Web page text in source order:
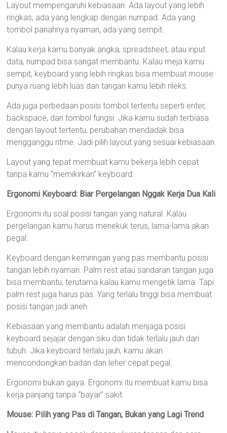
Layout mempengaruhi kebiasaan. Ada layout yang lebih
ringkas, ada yang lengkap dengan numpad. Ada yang
tombol panahnya nyaman, ada yang sempit.
Kalau kerja kamu banyak angka, spreadsheet, atau input
data, numpad bisa sangat membantu. Kalau meja kamu
sempit, keyboard yang lebih ringkas bisa membuat mouse
punya ruang lebih luas dan tangan kamu lebih rileks.
Ada juga perbedaan posisi tombol tertentu seperti enter,
backspace, dan tombol fungsi. Jika kamu sudah terbiasa
dengan layout tertentu, perubahan mendadak bisa
mengganggu ritme. Jadi pilih layout yang sesuai kebiasaan.
Layout yang tepat membuat kamu bekerja lebih cepat
tanpa kamu “memikirkan” keyboard.
Ergonomi Keyboard: Biar Pergelangan Nggak Kerja Dua Kali
Ergonomi itu soal posisi tangan yang natural. Kalau
pergelangan kamu harus menekuk terus, lama-lama akan
pegal.
Keyboard dengan kemiringan yang pas membantu posisi
tangan lebih nyaman. Palm rest atau sandaran tangan juga
bisa membantu, terutama kalau kamu mengetik lama. Tapi
palm rest juga harus pas. Yang terlalu tinggi bisa membuat
posisi tangan jadi aneh.
Kebiasaan yang membantu adalah menjaga posisi
keyboard sejajar dengan siku dan tidak terlalu jauh dari
tubuh. Jika keyboard terlalu jauh, kamu akan
mencondongkan badan dan leher cepat pegal.
Ergonomi bukan gaya. Ergonomi itu membuat kamu bisa
kerja panjang tanpa “bayar” sakit.
Mouse: Pilih yang Pas di Tangan, Bukan yang Lagi Trend